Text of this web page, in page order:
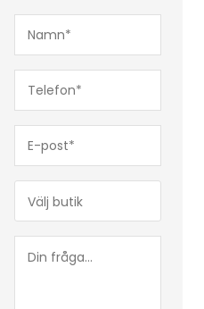
post*
(Obligatoriskt)
(Obligatoriskt)
fråga...